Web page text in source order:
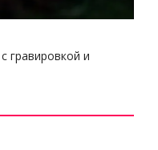
гравировкой и